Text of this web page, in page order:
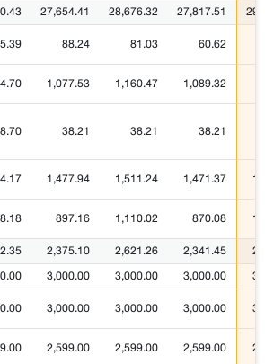
27,654.41 28,676.32 27,817.51
88.24 81.03 60.62
1,077.53 1,160.47 1,089.32
8.70 38.21 38.21 38.21
1,477.94 1,511.24 1,471.37
897.16 1,110.02 870.08
2,375.10 2,621.26 2,341.45
3,000.00 3,000.00 3,000.00
3,000.00 3,000.00 3,000.00
2,599.00 2,599.00 2,599.00